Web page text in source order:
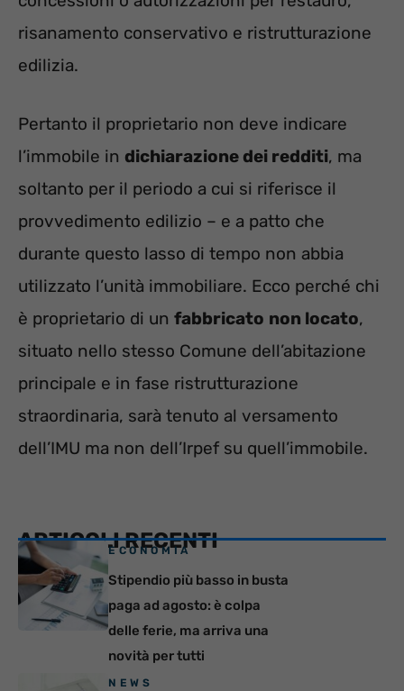
risanamento conservativo e ristrutturazione
edilizia.
Pertanto il proprietario non deve indicare
l’immobile in dichiarazione dei redditi, ma
soltanto per il periodo a cui si riferisce il
provvedimento edilizio – e a patto che
durante questo lasso di tempo non abbia
utilizzato l’unità immobiliare. Ecco perché chi
è proprietario di un fabbricato non locato,
situato nello stesso Comune dell’abitazione
principale e in fase ristrutturazione
straordinaria, sarà tenuto al versamento
dell’IMU ma non dell’Irpef su quell’immobile.
ARTICOLI RECENTI
ECONOMIA
Stipendio più basso in busta
paga ad agosto: è colpa
delle ferie, ma arriva una
novità per tutti
NEWS